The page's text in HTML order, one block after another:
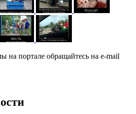
на портале обращайтесь на e-mail